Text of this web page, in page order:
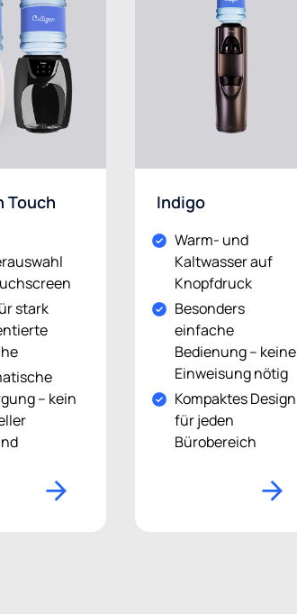
Touch
stark
– kein
Indigo
Warm- und
Kaltwasser auf
Knopfdruck
Besonders
einfache
Bedienung – keine
Einweisung nötig
Kompaktes Design
für jeden
Bürobereich